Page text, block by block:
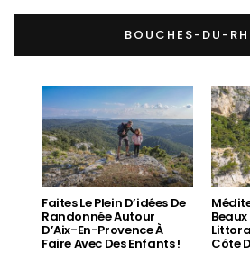
BOUCHES-DU-
Faites Le Plein D’idées De
Randonnée Autour
D’Aix-En-Provence À
Faire Avec Des Enfants ! Côte